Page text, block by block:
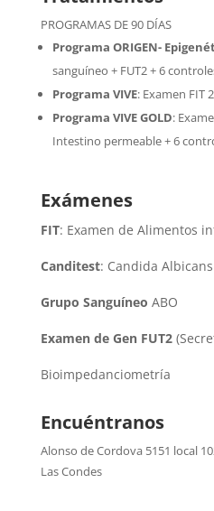
PROGRAMAS DE 90 DÍAS
Programa ORIGEN-
sanguíneo + FUT2 + 6
Programa VIVE: Examen FIT
Programa VIVE GOLD:
Intestino permeable + 6
Exámenes
FIT: Examen de Alimentos
Canditest: Candida
Grupo Sanguíneo ABO
Examen de Gen FUT2
Bioimpedanciometría
Encuéntranos
Alonso de Cordova 5151 local
Las Condes